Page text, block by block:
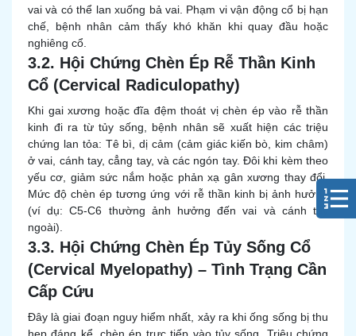
vai và có thể lan xuống bả vai. Phạm vi vận động cổ bị hạn
chế, bệnh nhân cảm thấy khó khăn khi quay đầu hoặc
nghiêng cổ.
3.2. Hội Chứng Chèn Ép Rễ Thần Kinh
Cổ (Cervical Radiculopathy)
Khi gai xương hoặc đĩa đệm thoát vị chèn ép vào rễ thần
kinh đi ra từ tủy sống, bệnh nhân sẽ xuất hiện các triệu
chứng lan tỏa: Tê bì, dị cảm (cảm giác kiến bò, kim châm)
ở vai, cánh tay, cẳng tay, và các ngón tay. Đôi khi kèm theo
yếu cơ, giảm sức nắm hoặc phản xạ gân xương thay đổi.
Mức độ chèn ép tương ứng với rễ thần kinh bị ảnh hưởng
(ví dụ: C5-C6 thường ảnh hưởng đến vai và cánh tay
ngoài).
3.3. Hội Chứng Chèn Ép Tủy Sống Cổ
(Cervical Myelopathy) – Tình Trạng Cần
Cấp Cứu
Đây là giai đoạn nguy hiểm nhất, xảy ra khi ống sống bị thu